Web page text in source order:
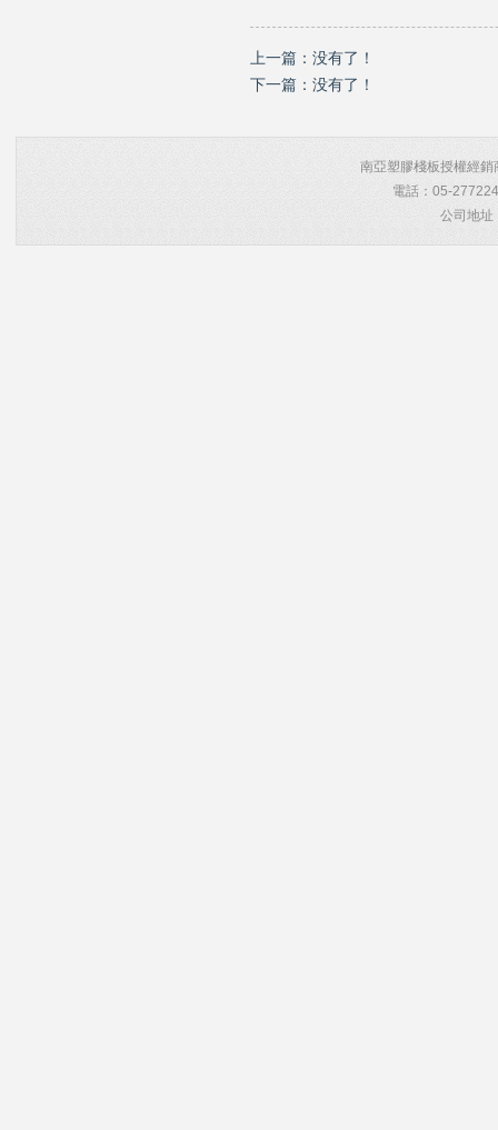
上一篇：没有了！
下一篇：没有了！
南亞塑膠棧板授權經
電話：05-
公司地址